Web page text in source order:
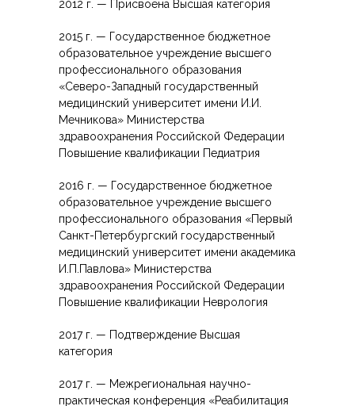
---- ЛФК, Массаж Богатырева Е.Л.
---- Массаж
---- ЭЭГ мониторинг
---- Метод Томатиса
---- РЕАМЕД-ПОЛЯРИС
НОВОСТИ
-- ГАЛЕРЕЯ ЛАРЧИК
Контакты
тел. +7(937)225-05-18
2012 г. — Присвоена Высшая категория
2015 г. — Государственное бюджетное
образовательное учреждение высшего
профессионального образования
«Северо-Западный государственный
медицинский университет имени И.И.
Мечникова» Министерства
здравоохранения Российской Федерации
Повышение квалификации Педиатрия
2016 г. — Государственное бюджетное
образовательное учреждение высшего
профессионального образования «Первый
Санкт-Петербургский государственный
медицинский университет имени академика
И.П.Павлова» Министерства
здравоохранения Российской Федерации
Повышение квалификации Неврология
2017 г. — Подтверждение Высшая
категория
2017 г. — Межрегиональная научно-
практическая конференция «Реабилитация